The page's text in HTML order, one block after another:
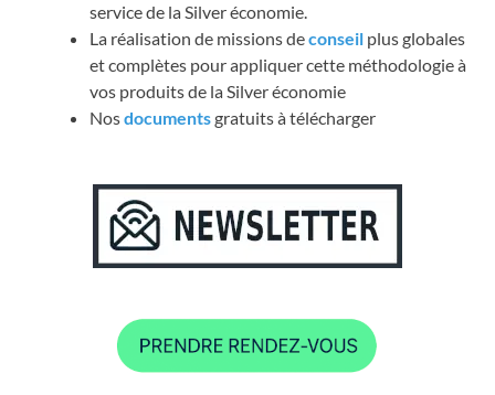
service de la Silver économie.
La réalisation de missions deconseil plus globales
et complètes pour appliquer cette méthodologie à
vos produits de la Silver économie
Nosdocumentsgratuits à télécharger